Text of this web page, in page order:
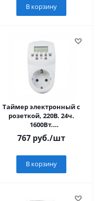
В корзину
Таймер электронный с
розеткой, 220В. 24ч.
1600Вт.
Энергонезависимая
память. ТМ Uniel. UST-E20
767 руб./шт
В корзину